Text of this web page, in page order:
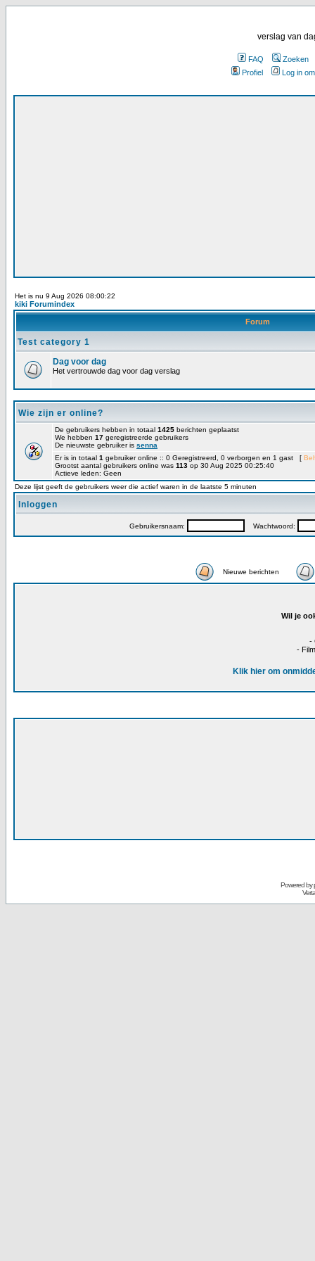
verslag van
FAQ
Zoeken
Profiel
Log in
Het is nu 9 Aug 2026 08:00:22
kiki Forumindex
Forum
Test category 1
Dag voor dag
Het vertrouwde dag voor dag verslag
Wie zijn er online?
De gebruikers hebben in totaal 1425 berichten geplaatst
We hebben 17 geregistreerde gebruikers
De nieuwste gebruiker is senna
Er is in totaal 1 gebruiker online :: 0 Geregistreerd, 0 verborgen en 1 gast [
Grootst aantal gebruikers online was 113 op 30 Aug 2025 00:25:40
Actieve leden: Geen
Deze lijst geeft de gebruikers weer die actief waren in de laatste 5 minuten
Inloggen
Gebruikersnaam: Wachtwoord:
Nieuwe berichten
Wil je
-
-
Klik hier om
Powered by